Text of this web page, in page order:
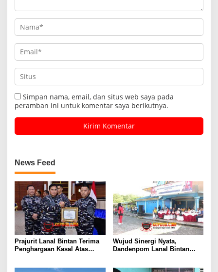
Simpan nama, email, dan situs web saya pada
peramban ini untuk komentar saya berikutnya.
News Feed
Prajurit Lanal Bintan Terima
Penghargaan Kasal Atas
Wujud Sinergi Nyata,
Dandenpom Lanal Bintan